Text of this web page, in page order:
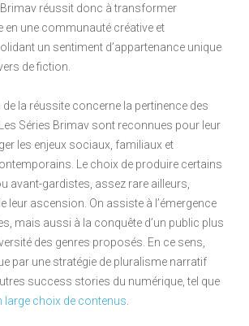
réussit donc à transformer
en une communauté créative et
un sentiment d’appartenance unique
de fiction.
de la réussite concerne la pertinence des
Séries Brimav sont reconnues pour leur
les enjeux sociaux, familiaux et
Le choix de produire certains
avant-gardistes, assez rare ailleurs,
leur ascension. On assiste à l’émergence
mais aussi à la conquête d’un public plus
des genres proposés. En ce sens,
par une stratégie de pluralisme narratif
success stories du numérique, tel que
large choix de contenus